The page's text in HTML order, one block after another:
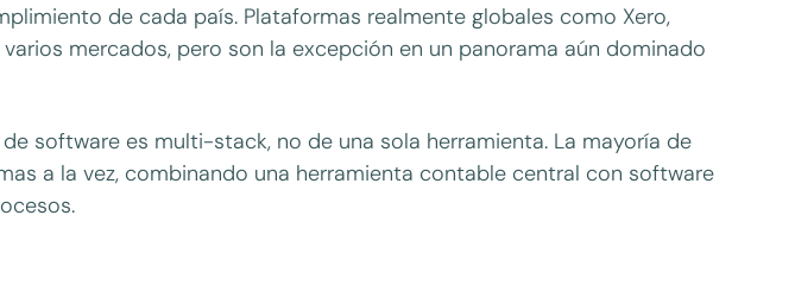
de cada país. Plataformas realmente globales como Xero,
mercados, pero son la excepción en un panorama aún dominado
software es multi-stack, no de una sola herramienta. La mayoría de
a la vez, combinando una herramienta contable central con software